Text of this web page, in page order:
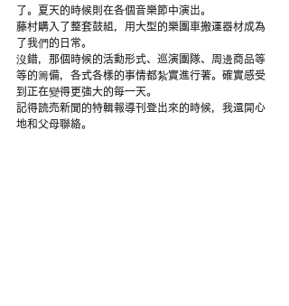
了。夏天的時候則在各個音樂節中演出。
藤村購入了整套鼓組，用大型的樂團車搬運器材成為
了我們的日常。
沒錯，那個時候的活動形式、巡演團隊、周邊商品等
等的籌備，各式各樣的事情都紮實進行著。確實感受
到正在變得更強大的每一天。
記得読売新聞的特輯報導刊登出來的時候，我還開心
地和父母聯絡。